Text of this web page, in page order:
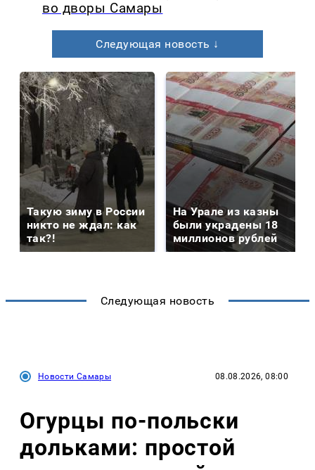
во дворы Самары
Следующая новость ↓
Такую зиму в России
никто не ждал: как
так?!
На Урале из казны
были украдены 18
миллионов рублей
Следующая новость
Новости Самары 08.08.2026, 08:00
Огурцы по‑польски
дольками: простой